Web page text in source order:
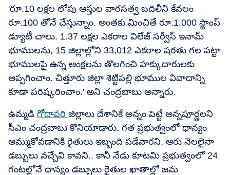
'రూ.10 లక్షల లోపు ఆస్తుల వారసత్వ బదిలీని కేవలం
రూ.100 తోనే చేస్తున్నాం. అంతకు మించితే రూ.1,000 స్టాంప్
డ్యూటీ చాలు. 1.37 లక్షల ఎకరాల విలేజ్ సర్వీస్ ఇనామ్
భూములను, 15 జిల్లాల్లోని 33,012 ఎకరాల షరతు గల పట్టా
భూములపై ఉన్న ఆంక్షలను తొలగించి హక్కుదారులకు
అప్పగించాం. చిత్తూరు జిల్లా శెట్టిపల్లి భూముల వివాదాన్ని
కూడా పరిష్కరించాం.' అని చంద్రబాబు అన్నారు.
ఉమ్మడి గోదావరి జిల్లాలు దేశానికే అన్నం పెట్టే అన్నపూర్ణలని
సీఎం చంద్రబాబు కొనియాడారు. గత ప్రభుత్వంలో ధాన్యం
అమ్ముకోవడానికి రైతులు ఇబ్బంది పడేవారని, ఆరు నెలలైనా
డబ్బులు వచ్చేవి కావని.. కానీ నేడు కూటమి ప్రభుత్వంలో 24
గంటల్లోనే ధాన్యం డబ్బులు రైతుల ఖాతాల్లో జమ